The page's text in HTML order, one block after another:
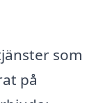
som
på